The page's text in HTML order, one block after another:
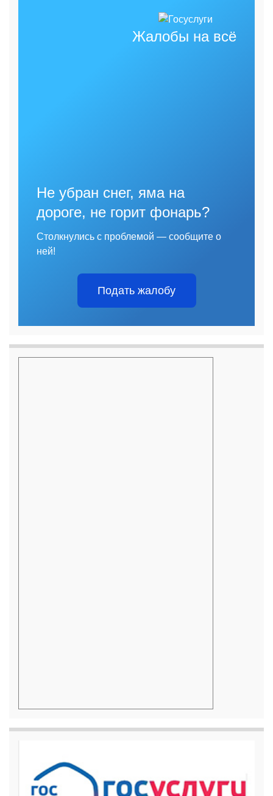
Жалобы на всё
Не убран снег, яма на
дороге, не горит фонарь?
Столкнулись с проблемой — сообщите о
ней!
Подать жалобу